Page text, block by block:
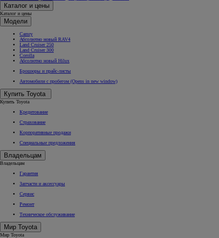
Каталог и цены
Каталог и цены
Модели
Camry
Абсолютно новый RAV4
Land Cruiser 250
Land Cruiser 300
Corolla
Абсолютно новый Hilux
Брошюры и прайс-листы
Автомобили с пробегом (Opens in new window)
Купить Toyota
Купить Toyota
Кредитование
Страхование
Корпоративные продажи
Специальные предложения
Владельцам
Владельцам
Гарантия
Запчасти и аксессуары
Сервис
Ремонт
Техническое обслуживание
Мир Toyota
Мир Toyota